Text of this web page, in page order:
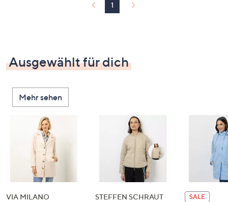
1
Ausgewählt für dich
Mehr sehen
VIA MILANO
STEFFEN SCHRAUT
SALE